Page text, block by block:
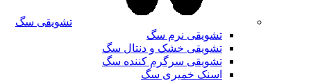
تشویقی سگ
تشویقی نرم سگ
تشویقی خشک و دنتال سگ
تشویقی سرگرم کننده سگ
اسنک خمیری سگ